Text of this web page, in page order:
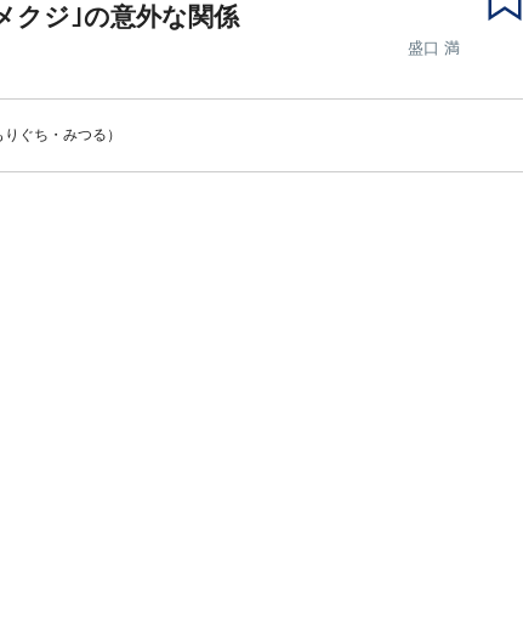
クジ｣の意外な関係
盛口 満
ぐち・みつる）